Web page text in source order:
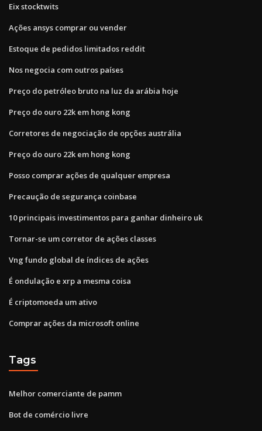
Eix stocktwits
Ações ansys comprar ou vender
Estoque de pedidos limitados reddit
Nos negocia com outros países
Preço do petróleo bruto na luz da arábia hoje
Preço do ouro 22k em hong kong
Corretores de negociação de opções austrália
Preço do ouro 22k em hong kong
Posso comprar ações de qualquer empresa
Precaução de segurança coinbase
10 principais investimentos para ganhar dinheiro uk
Tornar-se um corretor de ações classes
Vng fundo global de índices de ações
É ondulação e xrp a mesma coisa
É criptomoeda um ativo
Comprar ações da microsoft online
Tags
Melhor comerciante de pamm
Bot de comércio livre